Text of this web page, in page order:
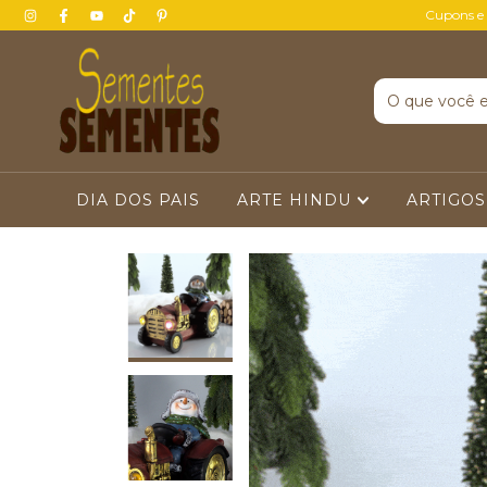
Cupons
DIA DOS PAIS ARTE HINDU